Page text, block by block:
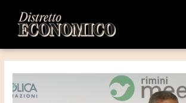
contenuto
articoli